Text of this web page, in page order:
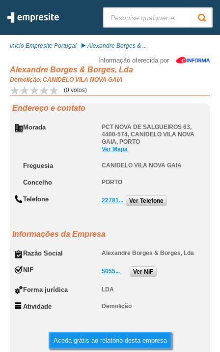
Início Empresite Portugal Alexandre Borges & ...
Informação oferecida por
Alexandre Borges & Borges, Lda
Demolição, CANIDELO VILA NOVA GAIA
(0 votos)
Endereço e contato
Morada
PCT NOVA DE SALGUEIROS 63,
4400-574, CANIDELO VILA NOVA
GAIA, PORTO
Ver Mapa
Freguesia CANIDELO VILA NOVA GAIA
Concelho PORTO
Telefone 22781... Ver Telefone
Informações da Empresa
Razão Social Alexandre Borges & Borges, Lda
NIF 5055... Ver NIF
Forma jurídica LDA
Atividade Demolição
Aceda grátis ao relatório desta empresa